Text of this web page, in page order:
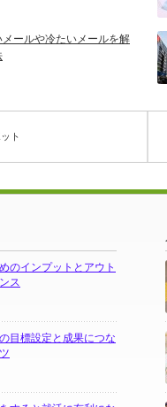
メールや冷たいメールを解
ト
のインプットとアウト
ス
目標設定と成果につな